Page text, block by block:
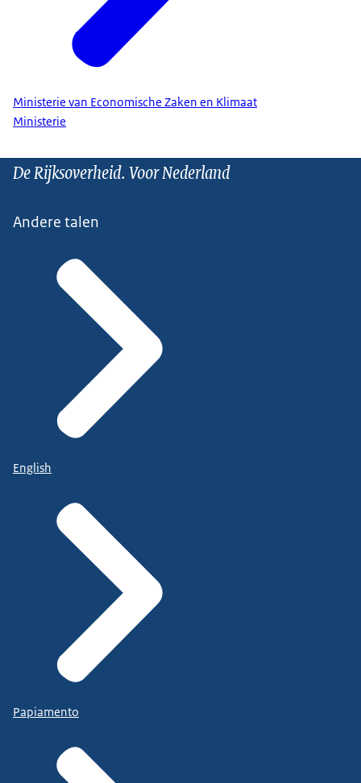
Ministerie van Economische Zaken en Klimaat
Ministerie
De Rijksoverheid. Voor Nederland
Andere talen
English
Papiamento